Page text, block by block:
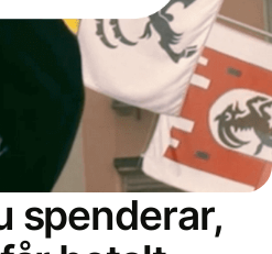
spenderar,